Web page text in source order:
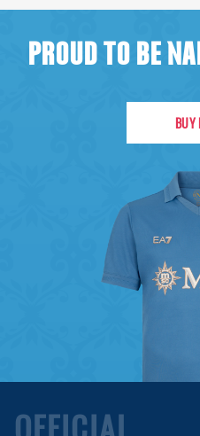
PROUD TO BE
BUY